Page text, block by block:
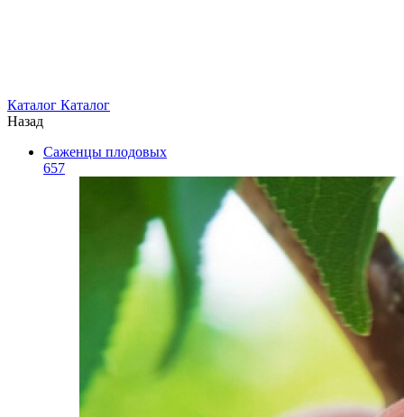
Каталог Каталог
Назад
Саженцы плодовых
657